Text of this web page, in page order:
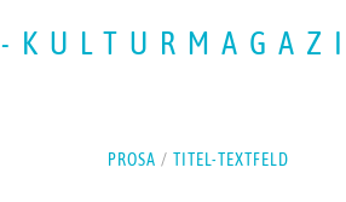
PROSA / TITEL-TEXTFELD